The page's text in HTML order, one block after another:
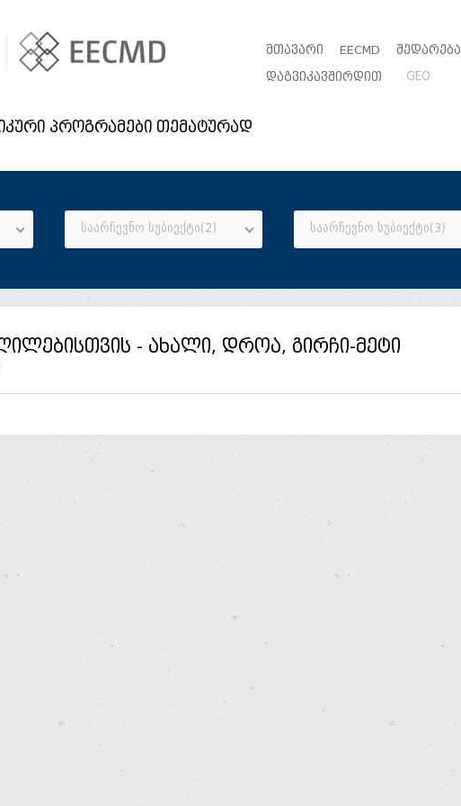
ᲛᲗᲐᲕᲐᲠᲘ EECMD ᲨᲔᲓᲐᲠᲔᲑᲐ
ᲓᲐᲒᲕᲘᲙᲐᲕᲨᲘᲠᲓᲘᲗ
GEO
პროგრამები თემატურად
საარჩევნო სუბიექტი(2) საარჩევნო სუბიექტი(3)
- ახალი, დროა, გირჩი-მეტი